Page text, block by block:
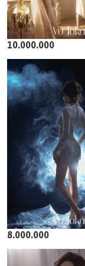
10.000.000
8.000.000